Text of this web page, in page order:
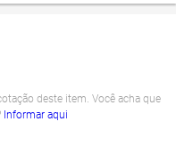
deste item. Você acha que
Informar aqui